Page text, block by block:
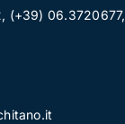
, (+39) 06.3720677,